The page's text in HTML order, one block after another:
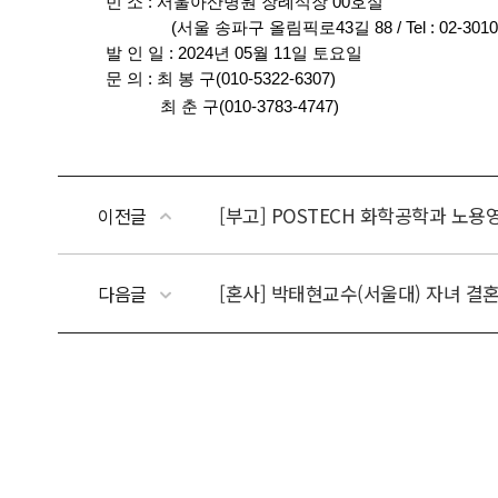
이전글 [부고] POSTECH 화학공학과 노용
다음글 [혼사] 박태현교수(서울대) 자녀 결혼